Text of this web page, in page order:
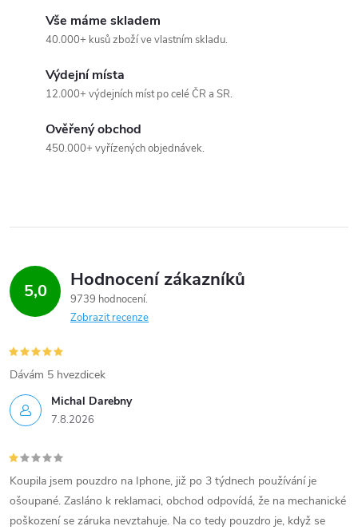
s
u
Vše máme skladem
40.000+ kusů zboží ve vlastním skladu.
Výdejní místa
12.000+ výdejních míst po celé ČR a SR.
Ověřený obchod
450.000+ vyřízených objednávek.
5,0 Hodnocení zákazníků
9739 hodnocení
Zobrazit recenze
Michal Darebny
7.8.2026
Dávám 5 hvezdicek
Koupila jsem pouzdro na Iphone, již po 3 týdnech používání je
ošoupané. Zasláno k reklamaci, obchod odpovídá, že na mechanické
poškození se záruka nevztahuje. Na co tedy pouzdro je, když se